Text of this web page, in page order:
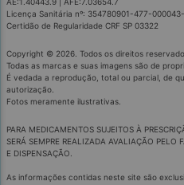
Licença Sanitária nº: 354780901-477-
Certidão de Regularidade CRF SP 03322
Copyright © 2026. Todos os direitos
Todas as marcas e suas imagens são de
É vedada a reprodução, total ou parcial, de
autorização.
Fotos meramente ilustrativas.
PARA MEDICAMENTOS SUJEITOS À
SERÁ SEMPRE REALIZADA AVALIAÇÃO
E DISPENSAÇÃO.
As informações contidas neste site são